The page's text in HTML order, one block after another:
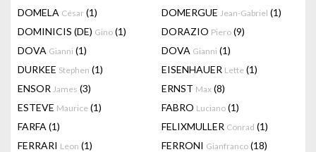
DOMELA César (1) DOMERGUE Jean-Gabriel (1)
DOMINICIS (DE) Gino (1) DORAZIO Piero (9)
DOVA Gianni (1) DOVA Gianni (1)
DURKEE Stephen (1) EISENHAUER Lette (1)
ENSOR James (3) ERNST Max (8)
ESTEVE Maurice (1) FABRO Luciano (1)
FARFA (1) FELIXMULLER Conrad (1)
FERRARI Leon (1) FERRONI Gianfranco (18)